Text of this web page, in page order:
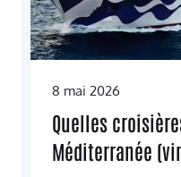
8 mai 2026
Quelles
Méditerranée